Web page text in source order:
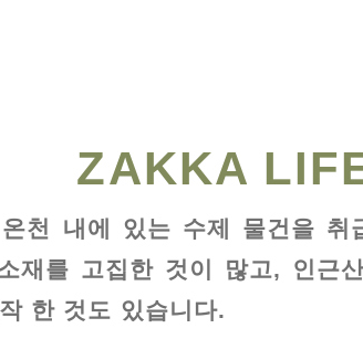
ZAKKA
천 내에 있는 수제 물건을 취
재를 고집한 것이 많고, 인근
한 것도 있습니다.